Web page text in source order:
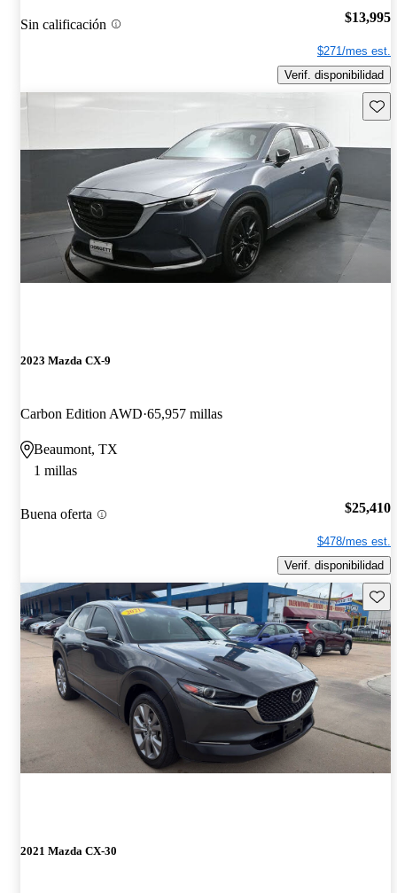
Sin calificación $13,995
$271/mes est.
Verif. disponibilidad
2023 Mazda CX-9
Carbon Edition AWD 65,957 millas
Beaumont, TX
1 millas
Buena oferta $25,410
$478/mes est.
Verif. disponibilidad
2021 Mazda CX-30